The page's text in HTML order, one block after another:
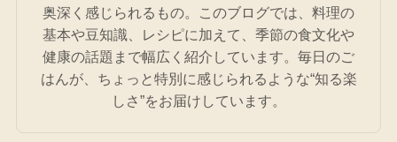
奥深く感じられるもの。このブログでは、料理の
基本や豆知識、レシピに加えて、季節の食文化や
健康の話題まで幅広く紹介しています。毎日のご
はんが、ちょっと特別に感じられるような“知る楽
しさ”をお届けしています。